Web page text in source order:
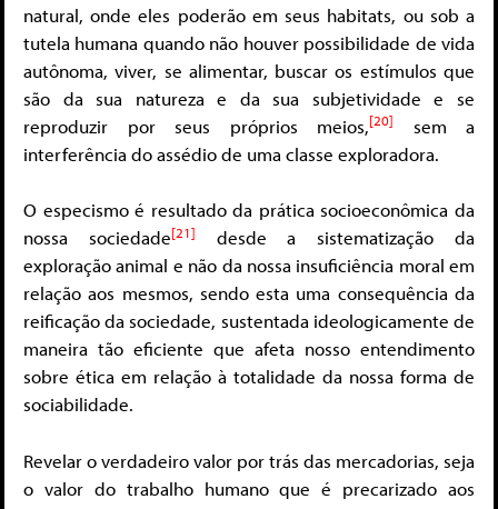
natural, onde eles poderão em seus habitats, ou sob a
tutela humana quando não houver possibilidade de vida
autônoma, viver, se alimentar, buscar os estímulos que
são da sua natureza e da sua subjetividade e se
reproduzir por seus próprios meios,[20]
sem a
interferência do assédio de uma classe exploradora.
O especismo é resultado da prática socioeconômica da
nossa sociedade[21]
desde a sistematização da
exploração animal e não da nossa insuficiência moral em
relação aos mesmos, sendo esta uma consequência da
reificação da sociedade, sustentada ideologicamente de
maneira tão eficiente que afeta nosso entendimento
sobre ética em relação à totalidade da nossa forma de
sociabilidade.
Revelar o verdadeiro valor por trás das mercadorias, seja
o valor do trabalho humano que é precarizado aos